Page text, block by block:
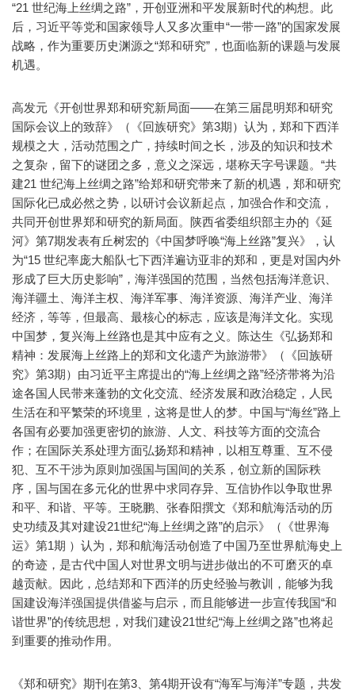
“21 世纪海上丝绸之路”，开创亚洲和平发展新时代的构想。此
后，习近平等党和国家领导人又多次重申“一带一路”的国家发展
战略，作为重要历史渊源之“郑和研究”，也面临新的课题与发展
机遇。
高发元《开创世界郑和研究新局面——在第三届昆明郑和研究
国际会议上的致辞》（《回族研究》第3期）认为，郑和下西洋
规模之大，活动范围之广，持续时间之长，涉及的知识和技术
之复杂，留下的谜团之多，意义之深远，堪称天字号课题。“共
建21 世纪海上丝绸之路”给郑和研究带来了新的机遇，郑和研究
国际化已成必然之势，以研讨会议新起点，加强合作和交流，
共同开创世界郑和研究的新局面。陕西省委组织部主办的《延
河》第7期发表有丘树宏的《中国梦呼唤“海上丝路”复兴》，认
为“15 世纪率庞大船队七下西洋遍访亚非的郑和，更是对国内外
形成了巨大历史影响”，海洋强国的范围，当然包括海洋意识、
海洋疆土、海洋主权、海洋军事、海洋资源、海洋产业、海洋
经济，等等，但最高、最核心的标志，应该是海洋文化。实现
中国梦，复兴海上丝路也是其中应有之义。陈达生《弘扬郑和
精神：发展海上丝路上的郑和文化遗产为旅游带》（《回族研
究》第3期）由习近平主席提出的“海上丝绸之路”经济带将为沿
途各国人民带来蓬勃的文化交流、经济发展和政治稳定，人民
生活在和平繁荣的环境里，这将是世人的梦。中国与“海丝”路上
各国有必要加强更密切的旅游、人文、科技等方面的交流合
作；在国际关系处理方面弘扬郑和精神，以相互尊重、互不侵
犯、互不干涉为原则加强国与国间的关系，创立新的国际秩
序，国与国在多元化的世界中求同存异、互信协作以争取世界
和平、和谐、平等。王晓鹏、张春阳撰文《郑和航海活动的历
史功绩及其对建设21世纪“海上丝绸之路”的启示》（《世界海
运》第1期 ）认为，郑和航海活动创造了中国乃至世界航海史上
的奇迹，是古代中国人对世界文明与进步做出的不可磨灭的卓
越贡献。因此，总结郑和下西洋的历史经验与教训，能够为我
国建设海洋强国提供借鉴与启示，而且能够进一步宣传我国“和
谐世界”的传统思想，对我们建设21世纪“海上丝绸之路”也将起
到重要的推动作用。
《郑和研究》期刊在第3、第4期开设有“海军与海洋”专题，共发